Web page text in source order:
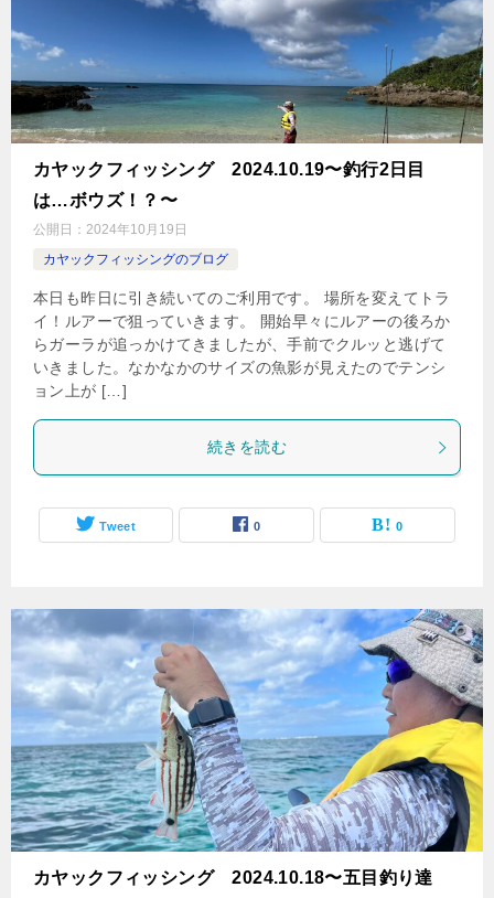
カヤックフィッシング 2024.10.19〜釣行2日目
は…ボウズ！？〜
公開日： 2024年10月19日
カヤックフィッシングのブログ
本日も昨日に引き続いてのご利用です。 場所を変えてトラ
イ！ルアーで狙っていきます。 開始早々にルアーの後ろか
らガーラが追っかけてきましたが、手前でクルッと逃げて
いきました。なかなかのサイズの魚影が見えたのでテンシ
ョン上が […]
続きを読む
Tweet 0 0
カヤックフィッシング 2024.10.18〜五目釣り達